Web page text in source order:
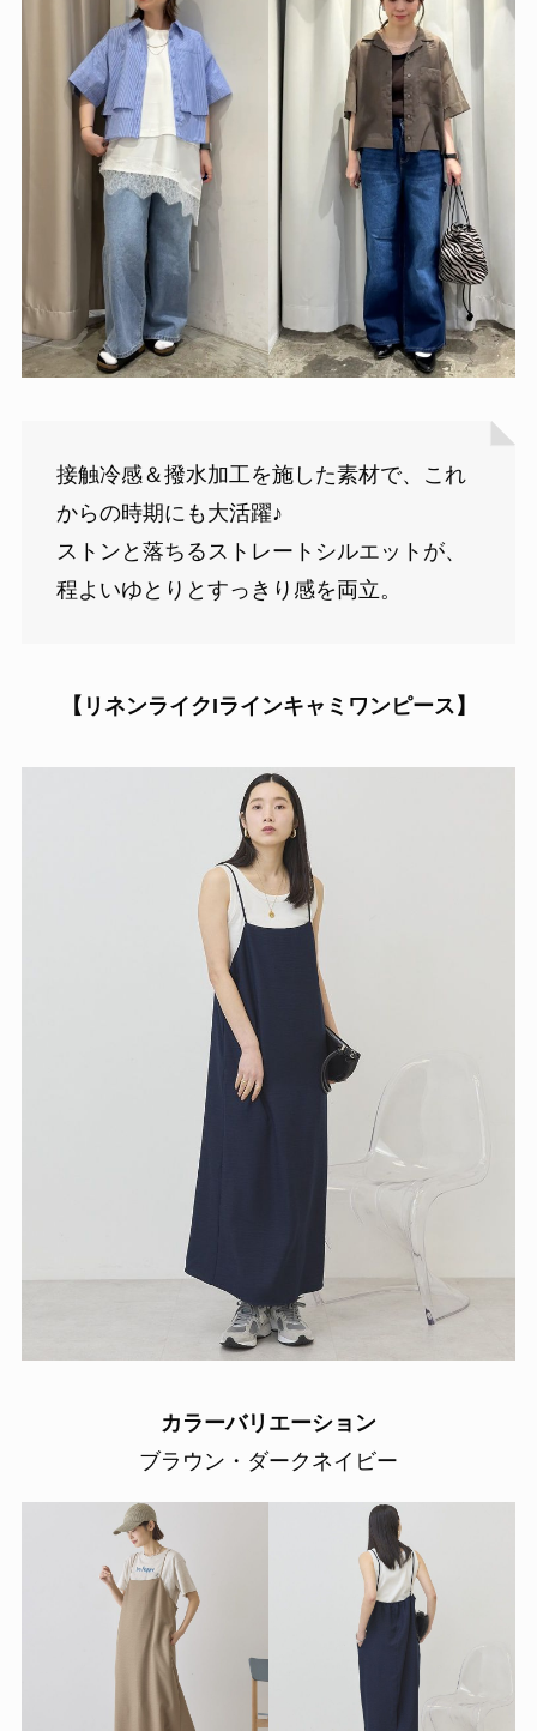
接触冷感＆撥水加工を施した素材で、これ
からの時期にも大活躍♪
ストンと落ちるストレートシルエットが、
程よいゆとりとすっきり感を両立。
【リネンライクIラインキャミワンピース】
カラーバリエーション
ブラウン・ダークネイビー